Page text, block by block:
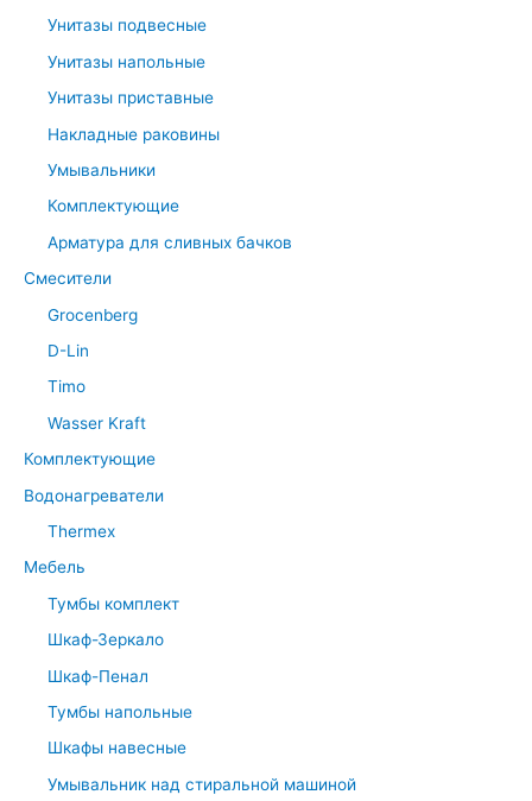
Унитазы подвесные
Унитазы напольные
Унитазы приставные
Накладные раковины
Умывальники
Комплектующие
Арматура для сливных бачков
Смесители
Grocenberg
D-Lin
Timo
Wasser Kraft
Комплектующие
Водонагреватели
Thermex
Мебель
Тумбы комплект
Шкаф-Зеркало
Шкаф-Пенал
Тумбы напольные
Шкафы навесные
Умывальник над стиральной машиной